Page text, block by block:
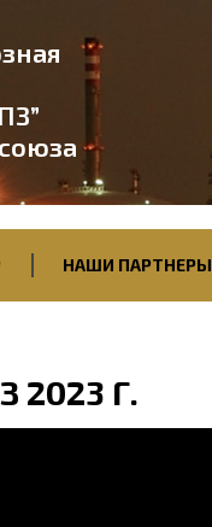
НАШИ ПАРТНЕРЫ
2023 Г.